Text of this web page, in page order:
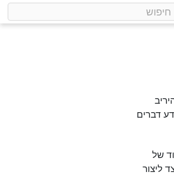
דברים
של
ליצור